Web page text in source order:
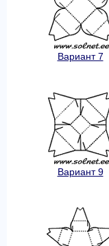
Вариант 7
Вариант 9